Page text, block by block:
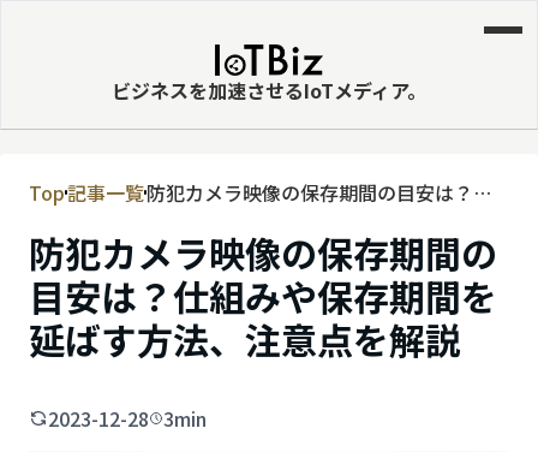
ビジネスを加速させるIoTメディア。
MVNE
エッジ
LPWA
DaaS
PaaS
Top記事一覧防犯カメラ映像の保存期間の目安は？仕
解説
防犯カメラ映像の保存期間の
目安は？仕組みや保存期間を
延ばす方法、注意点を解説
2023-12-28 3min